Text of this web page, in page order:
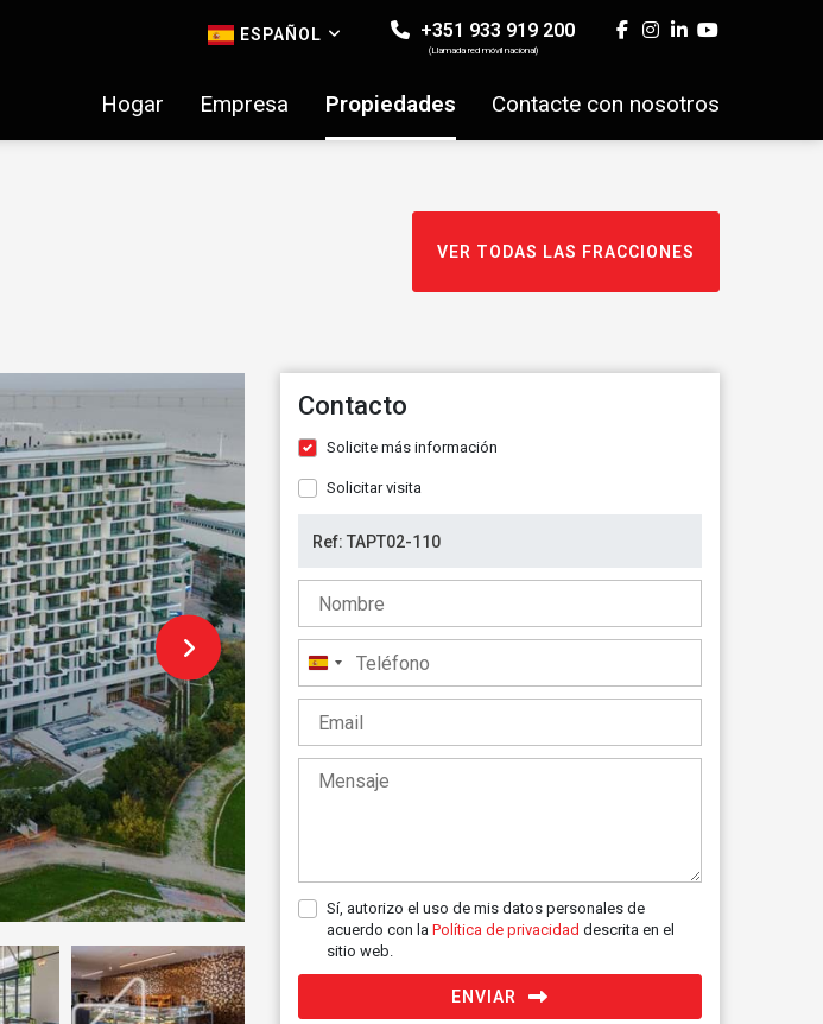
ESPAÑOL +351 933 919 200
(Llamada red móvil nacional)
Hogar Empresa Propiedades Contacte con nosotros
VER TODAS LAS FRACCIONES
Contacto
Solicite más información
Solicitar visita
España
+34
Sí, autorizo el uso de mis datos personales de
acuerdo con la Política de privacidad descrita en el
sitio web.
ENVIAR